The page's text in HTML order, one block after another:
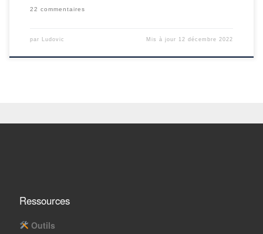
22 commentaires
par Ludovic Mis à jour 12 décembre 2022
Ressources
Outils